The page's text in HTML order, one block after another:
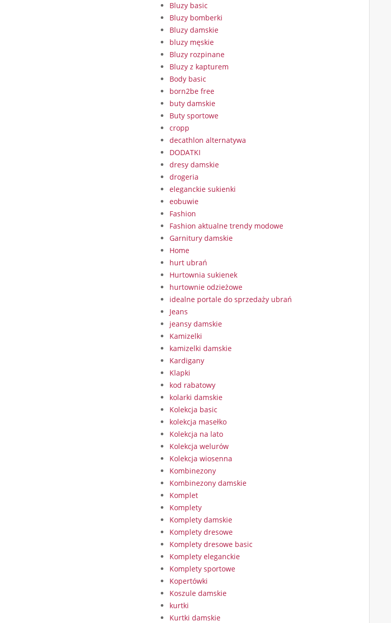
Bluzy basic
Bluzy bomberki
Bluzy damskie
bluzy męskie
Bluzy rozpinane
Bluzy z kapturem
Body basic
born2be free
buty damskie
Buty sportowe
cropp
decathlon alternatywa
DODATKI
dresy damskie
drogeria
eleganckie sukienki
eobuwie
Fashion
Fashion aktualne trendy modowe
Garnitury damskie
Home
hurt ubrań
Hurtownia sukienek
hurtownie odzieżowe
idealne portale do sprzedaży ubrań
Jeans
jeansy damskie
Kamizelki
kamizelki damskie
Kardigany
Klapki
kod rabatowy
kolarki damskie
Kolekcja basic
kolekcja masełko
Kolekcja na lato
Kolekcja welurów
Kolekcja wiosenna
Kombinezony
Kombinezony damskie
Komplet
Komplety
Komplety damskie
Komplety dresowe
Komplety dresowe basic
Komplety eleganckie
Komplety sportowe
Kopertówki
Koszule damskie
kurtki
Kurtki damskie